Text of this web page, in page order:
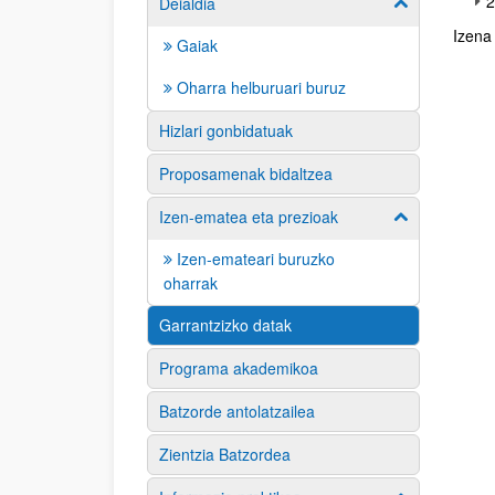
Gaiak
Oharra helburuari buruz
Hizlari gonbidatuak
Proposamenak bidaltzea
Izen-ematea eta prezioak
Afficher /
Izen-emateari buruzko
oharrak
Garrantzizko datak
Programa akademikoa
Batzorde antolatzailea
Zientzia Batzordea